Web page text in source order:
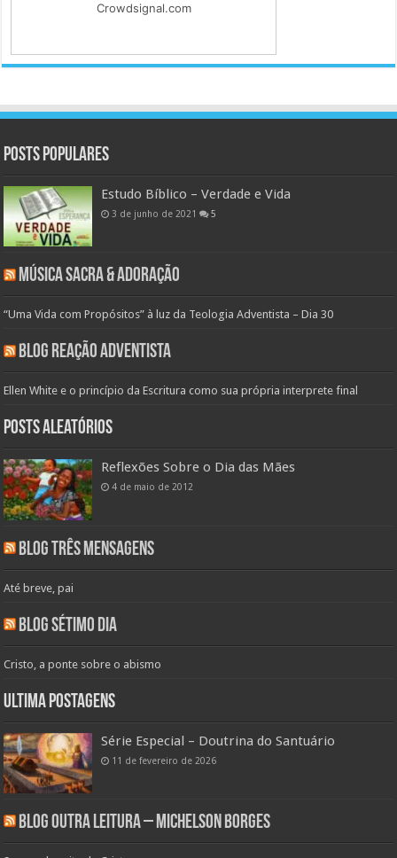
Crowdsignal.com
Posts populares
Estudo Bíblico – Verdade e Vida
3 de junho de 2021 5
Música Sacra & Adoração
“Uma Vida com Propósitos” à luz da Teologia Adventista – Dia 30
Blog Reação Adventista
Ellen White e o princípio da Escritura como sua própria interprete final
Posts aleatórios
Reflexões Sobre o Dia das Mães
4 de maio de 2012
Blog Três Mensagens
Até breve, pai
Blog Sétimo Dia
Cristo, a ponte sobre o abismo
Ultima Postagens
Série Especial – Doutrina do Santuário
11 de fevereiro de 2026
Blog Outra Leitura – Michelson Borges